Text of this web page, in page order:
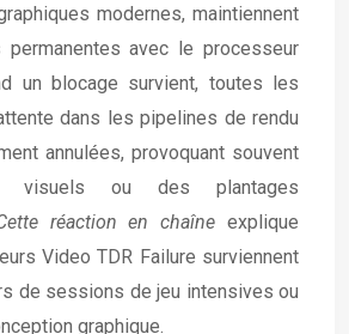
modernes, maintiennent
permanentes avec le processeur
un blocage survient, toutes les
dans les pipelines de rendu
annulées, provoquant souvent
visuels ou des plantages
réaction en chaîneexplique
Video TDR Failure surviennent
de sessions de jeu intensives ou
graphique.